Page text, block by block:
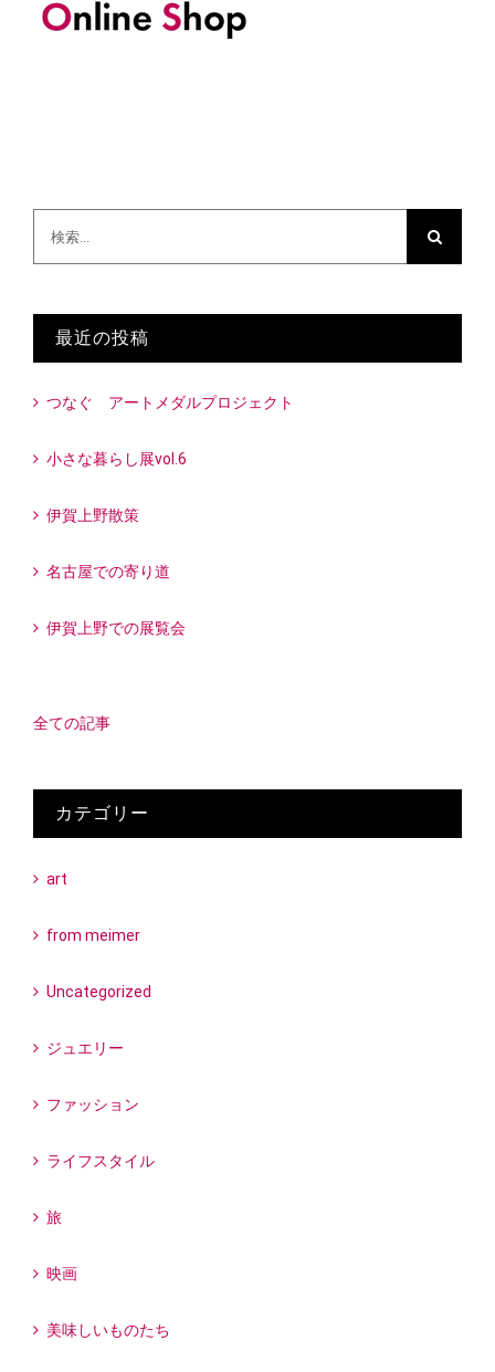
最近の投稿
つなぐ アートメダルプロジェクト
小さな暮らし展vol.6
伊賀上野散策
名古屋での寄り道
伊賀上野での展覧会
全ての記事
カテゴリー
art
from meimer
Uncategorized
ジュエリー
ファッション
ライフスタイル
旅
映画
美味しいものたち